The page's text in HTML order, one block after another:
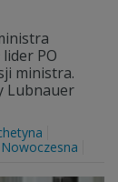
PO
ministra.
Lubnauer
Nowoczesna